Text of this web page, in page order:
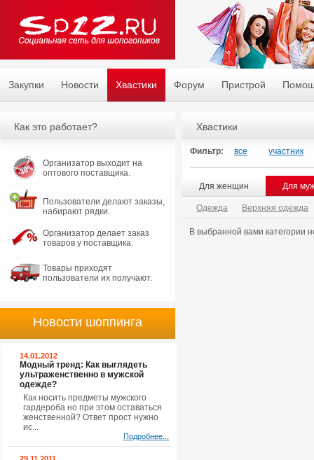
Закупки Новости Хвастики Форум Пристрой
Хвастики
Фильтр: все участник
Для женщин Для
Одежда Верхняя одежда
В выбранной вами категории
Как это работает?
Организатор выходит на
оптового поставщика.
Пользователи делают заказы,
набирают рядки.
Организатор делает заказ
товаров у поставщика.
Товары приходят
пользователи их получают.
Новости шоппинга
14.01.2012
Модный тренд: Как выглядеть
ультраженственно в мужской
одежде?
Как носить предметы мужского
гардероба но при этом оставаться
женственной? Ответ прост нужно
ис...
Подробнее...